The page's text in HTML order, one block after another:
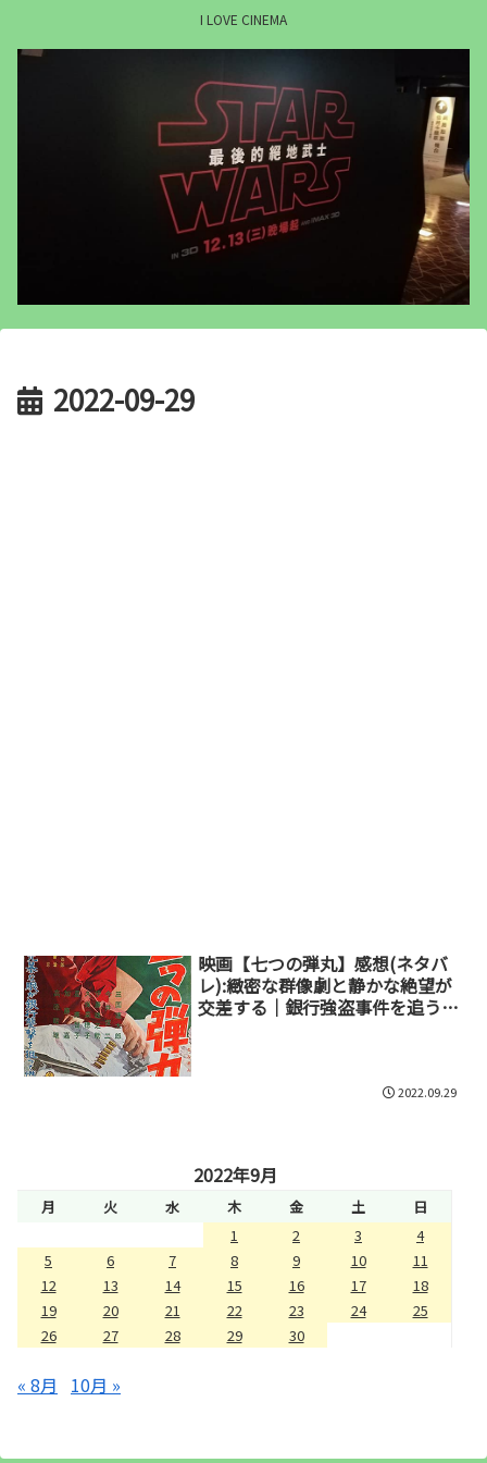
I LOVE CINEMA
2022-09-29
映画【七つの弾丸】感想(ネタバ
レ):緻密な群像劇と静かな絶望が
交差する｜銀行強盗事件を追う90
2022.09.29
2022年9月
月 火 水 木 金 土
日
1
2 3
4
5
6 7 8 9 10
11
12
13 14 15 16 17
18
19
20 21 22 23 24
25
26
27 28 29 30
« 8月 10月 »